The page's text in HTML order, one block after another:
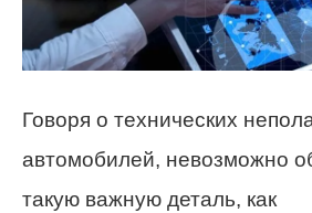
Говоря о технических
автомобилей, невозможно
такую важную деталь, как